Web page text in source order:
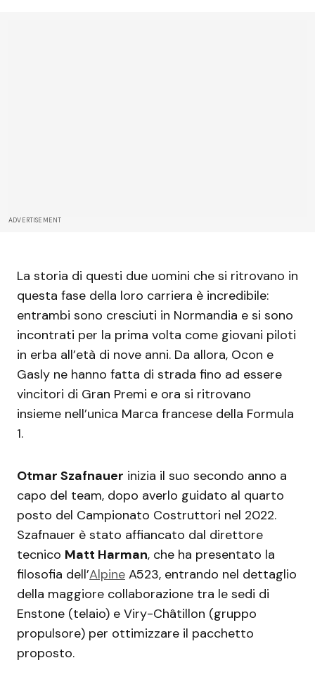
ADVERTISEMENT
La storia di questi due uomini che si ritrovano in
questa fase della loro carriera è incredibile:
entrambi sono cresciuti in Normandia e si sono
incontrati per la prima volta come giovani piloti
in erba all’età di nove anni. Da allora, Ocon e
Gasly ne hanno fatta di strada fino ad essere
vincitori di Gran Premi e ora si ritrovano
insieme nell’unica Marca francese della Formula
1.
Otmar Szafnauer inizia il suo secondo anno a
capo del team, dopo averlo guidato al quarto
posto del Campionato Costruttori nel 2022.
Szafnauer è stato affiancato dal direttore
tecnico Matt Harman, che ha presentato la
filosofia dell’Alpine A523, entrando nel dettaglio
della maggiore collaborazione tra le sedi di
Enstone (telaio) e Viry-Châtillon (gruppo
propulsore) per ottimizzare il pacchetto
proposto.